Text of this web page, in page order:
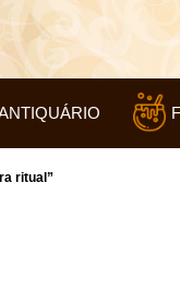
ritual”